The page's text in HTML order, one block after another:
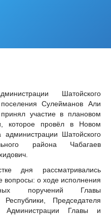
Шатойского
поселения Сулейманов Али
участие в плановом
которое провёл в Новом
администрации Шатойского
района Чабагаев
дня рассматривались
вопросы: о ходе исполнения
поручений Главы
Республики, Председателя
Администрации Главы и